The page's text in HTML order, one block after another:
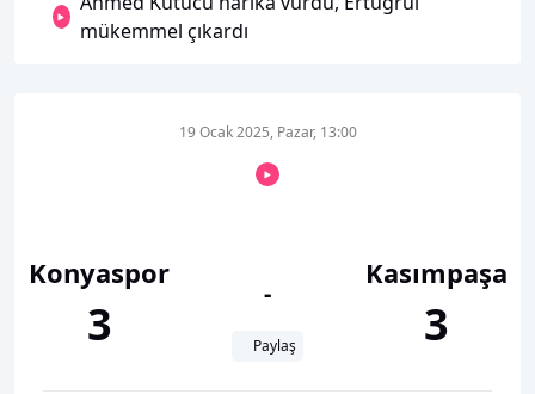
mükemmel çıkardı
Konyaspor
3
19 Ocak 2025, Pazar, 13:00
-
Paylaş
Kasımpaşa
3